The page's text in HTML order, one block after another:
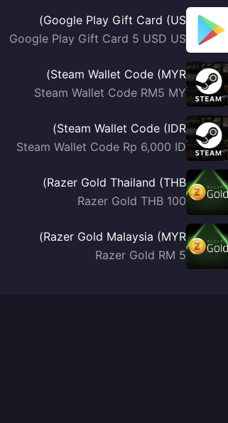
Google Play Gift Card (US)
Google Play Gift Card 5 USD US
Steam Wallet Code (MYR)
Steam Wallet Code RM5 MY
Steam Wallet Code (IDR)
Steam Wallet Code Rp 6,000 ID
Razer Gold Thailand (THB)
Razer Gold THB 100
Razer Gold Malaysia (MYR)
Razer Gold RM 5